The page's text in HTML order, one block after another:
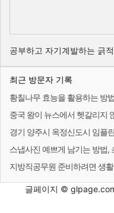
공부하고 자기계발하는 긁
최근 방문자 기록
황칠나무 효능을 활용하는 방법
중국 왕이 뉴스에서 헷갈리지
경기 양주시 옥정신도시 임플
스냅사진 예쁘게 남기는 방법,
지방직공무원 준비하려면 생
글페이지 ©